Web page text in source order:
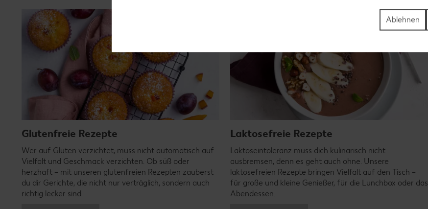
Glutenfreie Rezepte
Wer auf Gluten verzichtet, muss nicht automatisch auf
Vielfalt und Geschmack verzichten. Ob süß oder
herzhaft – mit unseren glutenfreien Rezepten zauberst
du dir Gerichte, die nicht nur verträglich, sondern auch
richtig lecker sind.
Laktosefreie Rezepte
Laktoseintoleranz muss dich kulinarisch nicht
ausbremsen, denn es geht auch ohne. Unsere
laktosefreien Rezepte bringen Vielfalt auf den Tisch –
für große und kleine Genießer, für die Lunchbox oder das
Abendessen.
Ablehnen